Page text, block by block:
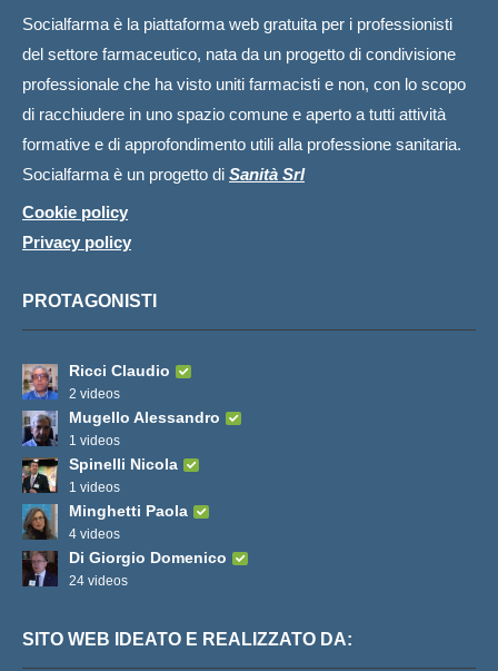
Socialfarma è la piattaforma web gratuita per i professionisti
del settore farmaceutico, nata da un progetto di condivisione
professionale che ha visto uniti farmacisti e non, con lo scopo
di racchiudere in uno spazio comune e aperto a tutti attività
formative e di approfondimento utili alla professione sanitaria.
Socialfarma è un progetto di Sanità Srl
Cookie policy
Privacy policy
PROTAGONISTI
Ricci Claudio
2 videos
Mugello Alessandro
1 videos
Spinelli Nicola
1 videos
Minghetti Paola
4 videos
Di Giorgio Domenico
24 videos
SITO WEB IDEATO E REALIZZATO DA: